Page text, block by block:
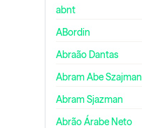
abnt
ABordin
Abraão Dantas
Abram Abe Szajman
Abram Sjazman
Abrão Árabe Neto